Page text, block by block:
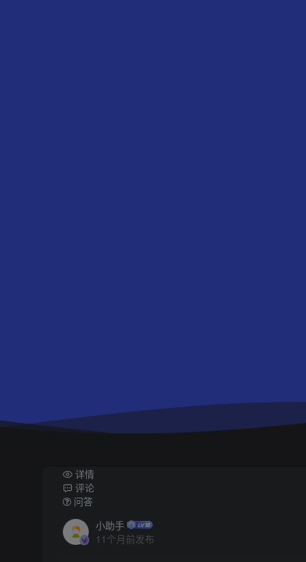
详情
评论
问答
小助手
11个月前发布